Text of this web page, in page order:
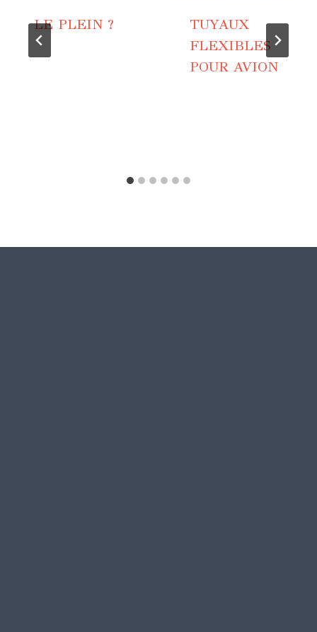
LE PLEIN ?
TUYAUX
FLEXIBLES
POUR AVION